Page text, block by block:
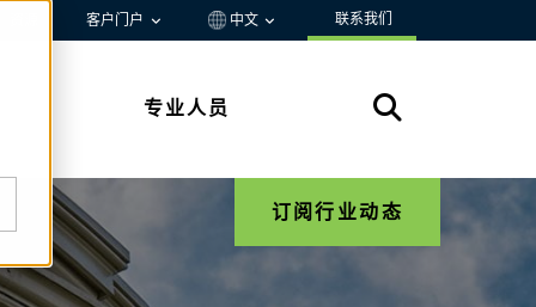
客户门户 中文 联系我们
专业人员
订阅行业动态